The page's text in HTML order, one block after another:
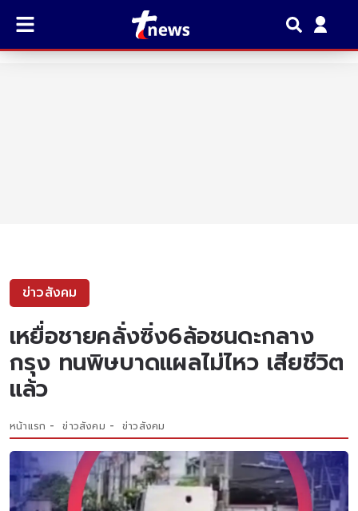
ข่าวสังคม
เหยื่อชายคลั่งซิ่ง6ล้อชนดะกลาง
กรุง ทนพิษบาดแผลไม่ไหว เสียชีวิต
แล้ว
หน้าแรก ข่าวสังคม ข่าวสังคม